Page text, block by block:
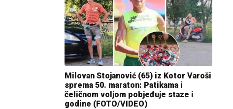
Milovan Stojanović (65) iz Kotor Varoši
sprema 50. maraton: Patikama i
čeličnom voljom pobjeđuje staze i
godine (FOTO/VIDEO)